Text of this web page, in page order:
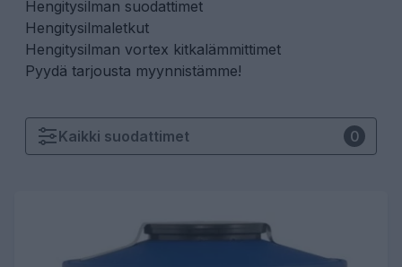
Hengitysilman suodattimet
Hengitysilmaletkut
Hengitysilman vortex kitkalämmittimet
Pyydä tarjousta myynnistämme!
Kaikki suodattimet 0